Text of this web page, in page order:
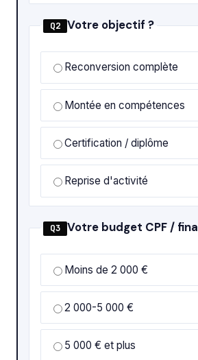
Q2 Votre objectif ?
Reconversion complète
Montée en compétences
Certification / diplôme
Reprise d'activité
Q3 Votre budget CPF /
Moins de 2 000 €
2 000-5 000 €
5 000 € et plus